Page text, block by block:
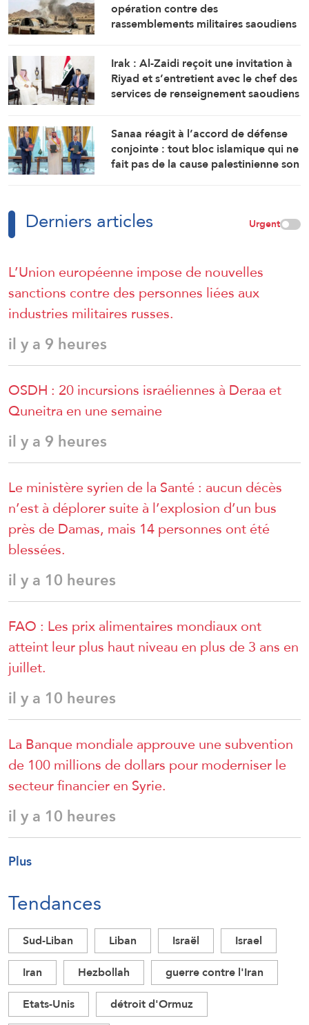
opération contre des
rassemblements militaires saoudiens
Irak : Al-Zaidi reçoit une invitation à
Riyad et s’entretient avec le chef des
services de renseignement saoudiens
Sanaa réagit à l’accord de défense
conjointe : tout bloc islamique qui ne
fait pas de la cause palestinienne son
Derniers articles Urgent
L’Union européenne impose de nouvelles
sanctions contre des personnes liées aux
industries militaires russes.
il y a 9 heures
OSDH : 20 incursions israéliennes à Deraa et
Quneitra en une semaine
il y a 9 heures
Le ministère syrien de la Santé : aucun décès
n’est à déplorer suite à l’explosion d’un bus
près de Damas, mais 14 personnes ont été
blessées.
il y a 10 heures
FAO : Les prix alimentaires mondiaux ont
atteint leur plus haut niveau en plus de 3 ans en
juillet.
il y a 10 heures
La Banque mondiale approuve une subvention
de 100 millions de dollars pour moderniser le
secteur financier en Syrie.
il y a 10 heures
Plus
Tendances
Sud-Liban Liban Israël
Israel
Iran
Hezbollah
guerre contre l'Iran
Etats-Unis
détroit d'Ormuz